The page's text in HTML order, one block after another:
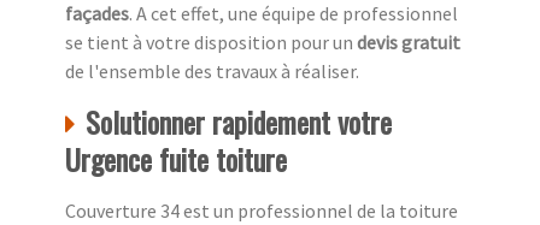
façades. A cet effet, une équipe de professionnel
se tient à votre disposition pour un devis gratuit
de l'ensemble des travaux à réaliser.
Solutionner rapidement votre
Urgence fuite toiture
Couverture 34 est un professionnel de la toiture